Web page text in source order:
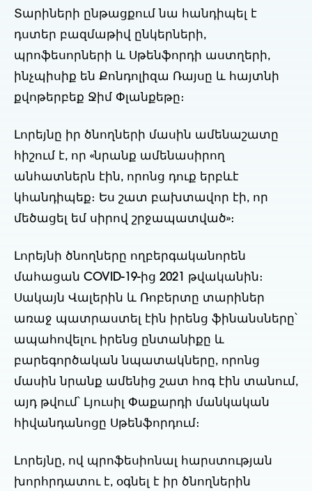
Տարիների ընթացքում նա հանդիպել է
դստեր բազմաթիվ ընկերների,
պրոֆեսորների և Սթենֆորդի աստղերի,
ինչպիսիք են Քոնդոլիզա Ռայսը և հայտնի
քվոթերբեք Ջիմ Փլանքեթը։
Լորեյնը իր ծնողների մասին ամենաշատը
հիշում է, որ «նրանք ամենասիրող
անհատներն էին, որոնց դուք երբևէ
կհանդիպեք։ Ես շատ բախտավոր էի, որ
մեծացել եմ սիրով շրջապատված»։
Լորեյնի ծնողները ողբերգականորեն
մահացան COVID-19-ից 2021 թվականին։
Սակայն Վալերին և Ռոբերտը տարիներ
առաջ պատրաստել էին իրենց ֆինանսները՝
ապահովելու իրենց ընտանիքը և
բարեգործական նպատակները, որոնց
մասին նրանք ամենից շատ հոգ էին տանում,
այդ թվում՝ Լյուսիլ Փաքարդի մանկական
հիվանդանոցը Սթենֆորդում։
Լորեյնը, ով պրոֆեսիոնալ հարստության
խորհրդատու է, օգնել է իր ծնողներին